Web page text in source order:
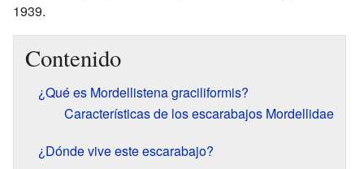
1939.
Contenido
¿Qué es Mordellistena graciliformis?
Características de los escarabajos Mordellidae
¿Dónde vive este escarabajo?